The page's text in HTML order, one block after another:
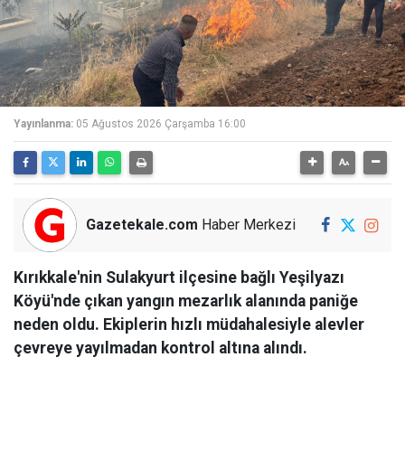
Yayınlanma: 05 Ağustos 2026 Çarşamba 16:00
Gazetekale.com Haber Merkezi
Kırıkkale'nin Sulakyurt ilçesine bağlı Yeşilyazı
Köyü'nde çıkan yangın mezarlık alanında paniğe
neden oldu. Ekiplerin hızlı müdahalesiyle alevler
çevreye yayılmadan kontrol altına alındı.